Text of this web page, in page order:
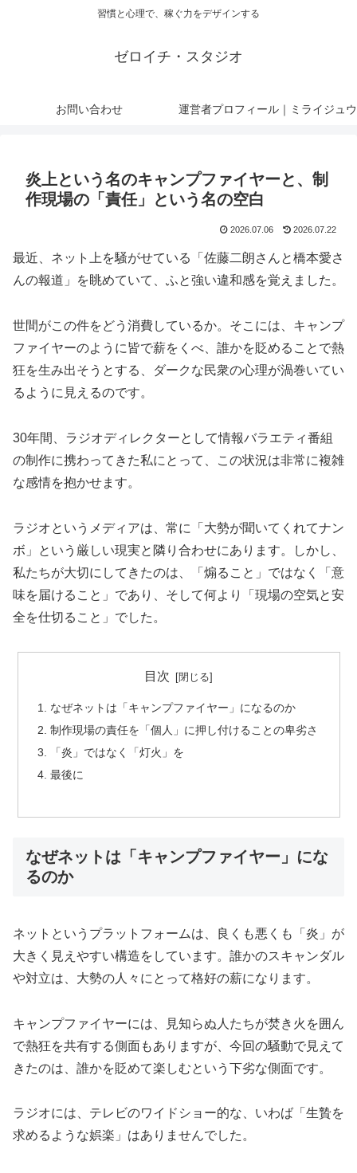
習慣と心理で、稼ぐ力をデザインする
ゼロイチ・スタジオ
お問い合わせ 運営者プロフィール｜ミライジュウ
炎上という名のキャンプファイヤーと、制
作現場の「責任」という名の空白
2026.07.06 2026.07.22
最近、ネット上を騒がせている「佐藤二朗さんと橋本愛さ
んの報道」を眺めていて、ふと強い違和感を覚えました。
世間がこの件をどう消費しているか。そこには、キャンプ
ファイヤーのように皆で薪をくべ、誰かを貶めることで熱
狂を生み出そうとする、ダークな民衆の心理が渦巻いてい
るように見えるのです。
30年間、ラジオディレクターとして情報バラエティ番組
の制作に携わってきた私にとって、この状況は非常に複雑
な感情を抱かせます。
ラジオというメディアは、常に「大勢が聞いてくれてナン
ボ」という厳しい現実と隣り合わせにあります。しかし、
私たちが大切にしてきたのは、「煽ること」ではなく「意
味を届けること」であり、そして何より「現場の空気と安
全を仕切ること」でした。
目次
なぜネットは「キャンプファイヤー」になるのか
制作現場の責任を「個人」に押し付けることの卑劣さ
「炎」ではなく「灯火」を
最後に
なぜネットは「キャンプファイヤー」にな
るのか
ネットというプラットフォームは、良くも悪くも「炎」が
大きく見えやすい構造をしています。誰かのスキャンダル
や対立は、大勢の人々にとって格好の薪になります。
キャンプファイヤーには、見知らぬ人たちが焚き火を囲ん
で熱狂を共有する側面もありますが、今回の騒動で見えて
きたのは、誰かを貶めて楽しむという下劣な側面です。
ラジオには、テレビのワイドショー的な、いわば「生贄を
求めるような娯楽」はありませんでした。